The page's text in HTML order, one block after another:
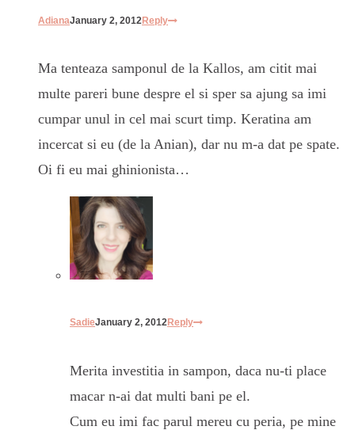
AdianaJanuary 2, 2012Reply
Ma tenteaza samponul de la Kallos, am citit mai
multe pareri bune despre el si sper sa ajung sa imi
cumpar unul in cel mai scurt timp. Keratina am
incercat si eu (de la Anian), dar nu m-a dat pe spate.
Oi fi eu mai ghinionista…
SadieJanuary 2, 2012Reply
Merita investitia in sampon, daca nu-ti place
macar n-ai dat multi bani pe el.
Cum eu imi fac parul mereu cu peria, pe mine